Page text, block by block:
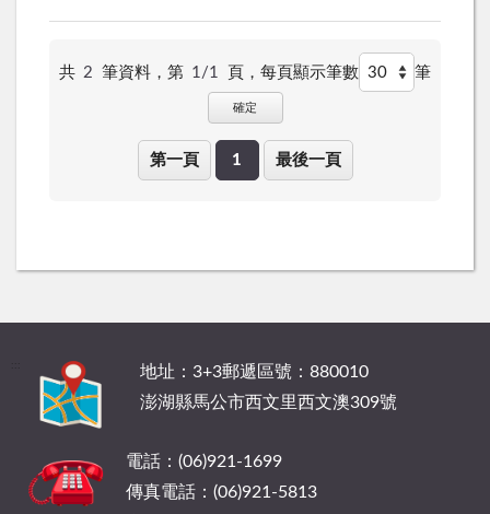
共 2 筆資料，第 1/1 頁， 每頁顯示筆數 筆
確定
第一頁 1 最後一頁
地址：3+3郵遞區號：880010
澎湖縣馬公市西文里西文澳309號
電話：(06)921-1699
傳真電話：(06)921-5813